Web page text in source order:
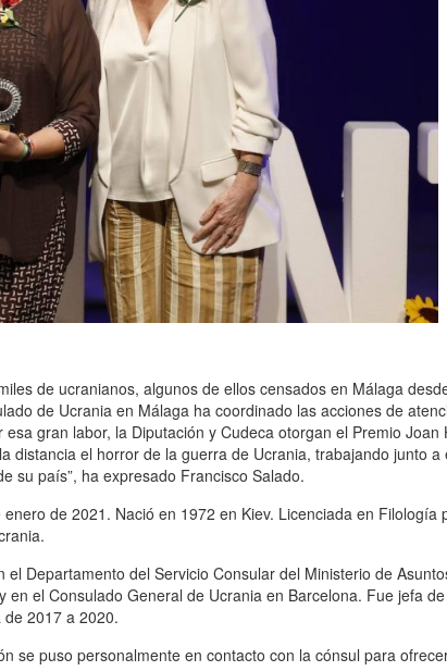
de ucranianos, algunos de ellos censados en Málaga
de Ucrania en Málaga ha coordinado las acciones de
gran labor, la Diputación y Cudeca otorgan el Premio
distancia el horror de la guerra de Ucrania, trabajando junto
su país”, ha expresado Francisco Salado.
de 2021. Nació en 1972 en Kiev. Licenciada en Filología
Departamento del Servicio Consular del Ministerio de
el Consulado General de Ucrania en Barcelona. Fue jefa
2017 a 2020.
se puso personalmente en contacto con la cónsul para